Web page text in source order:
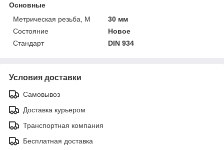
Основные
Метрическая резьба, М
30 мм
Состояние
Новое
Стандарт
DIN 934
Условия доставки
Самовывоз
Доставка курьером
Транспортная компания
Бесплатная доставка